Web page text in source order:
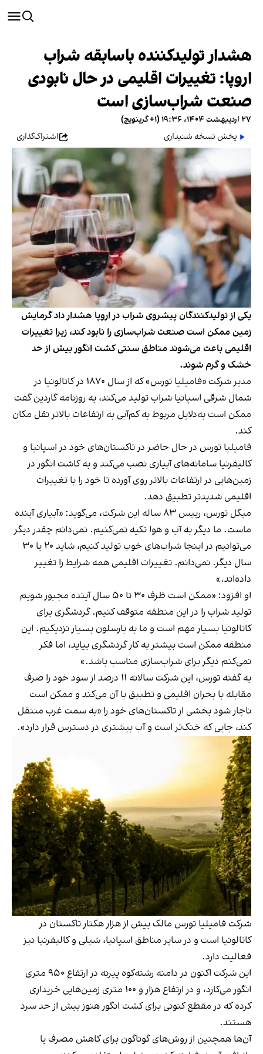
هشدار تولیدکننده باسابقه شراب
اروپا: تغییرات اقلیمی در حال نابودی
صنعت شراب‌سازی است
۲۷ اردیبهشت ۱۴۰۴، ۱۹:۳۶ (‎+۱ گرینویچ)
پخش نسخه شنیداری
اشتراک‌گذاری
یکی از تولیدکنندگان پیشروی شراب در اروپا هشدار داد گرمایش
زمین ممکن است صنعت شراب‌سازی را نابود کند، زیرا تغییرات
اقلیمی باعث می‌شوند مناطق سنتی کشت انگور بیش از حد
خشک و گرم شوند.
مدیر شرکت «فامیلیا تورس» که از سال ۱۸۷۰ در کاتالونیا در
شمال شرقی اسپانیا شراب تولید می‌کند، به روزنامه گاردین گفت
ممکن است به‌دلایل مربوط به کم‌آبی به ارتفاعات بالاتر نقل مکان
کند.
فامیلیا تورس در حال حاضر در تاکستان‌های خود در اسپانیا و
کالیفرنیا سامانه‌های آبیاری نصب می‌کند و به کاشت انگور در
زمین‌هایی در ارتفاعات بالاتر روی آورده تا خود را با تغییرات
اقلیمی شدیدتر تطبیق دهد.
میگل تورس، رییس ۸۳ ساله این شرکت، می‌گوید: «آبیاری آینده‌
ماست. ما دیگر به آب‌ و‌ هوا تکیه نمی‌کنیم. نمی‌دانم چقدر دیگر
می‌توانیم در اینجا شراب‌های خوب تولید کنیم، شاید ۲۰ یا ۳۰
سال دیگر. نمی‌دانم. تغییرات اقلیمی همه شرایط را تغییر
داده‌اند.»
او افزود: «ممکن است ظرف ۳۰ تا ۵۰ سال آینده مجبور شویم
تولید شراب را در این منطقه متوقف کنیم. گردشگری برای
کاتالونیا بسیار مهم است و ما به بارسلون بسیار نزدیکیم. این
منطقه ممکن است بیشتر به کار گردشگری بیاید، اما فکر
نمی‌کنم دیگر برای شراب‌سازی مناسب باشد.»
به گفته تورس، این شرکت سالانه ۱۱ درصد از سود خود را صرف
مقابله با بحران اقلیمی و تطبیق با آن می‌کند و ممکن است
ناچار شود بخشی از تاکستان‌های خود را «به سمت غرب منتقل
کند، جایی که خنک‌تر است و آب بیشتری در دسترس قرار دارد».
شرکت فامیلیا تورس مالک بیش از هزار هکتار تاکستان در
کاتالونیا است و در سایر مناطق اسپانیا، شیلی و کالیفرنیا نیز
فعالیت دارد.
این شرکت اکنون در دامنه رشته‌کوه پیرنه در ارتفاع ۹۵۰ متری
انگور می‌کارد، و در ارتفاع هزار و ۱۰۰ متری زمین‌هایی خریداری
کرده که در مقطع کنونی برای کشت انگور هنوز بیش از حد سرد
هستند.
آن‌ها همچنین از روش‌های گوناگون برای کاهش مصرف یا